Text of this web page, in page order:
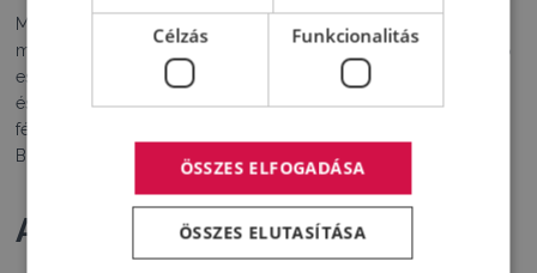
Miközben a folyamatban lévő aktív munkák mindegyike halad a
maga útján, a járműtelematikával, a hőkezeléssel, a járműelemző
eszközökkel és az érzékenyítéssel kapcsolatos kísérleti tervek
és vázlatok terén is történt előrelépés. A konzorcium következő
félidős értékelő ülésére 2024 februárjában kerül sor
Brüsszelben.
A Ford Trucks:
Célzás Funkcionalitás
ÖSSZES ELFOGADÁSA
ÖSSZES ELUTASÍTÁSA